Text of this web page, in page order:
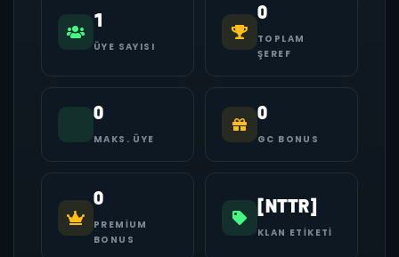
1
ÜYE SAYISI
0
TOPLAM
ŞEREF
0
MAKS. ÜYE
0
GC BONUS
0
PREMIUM
BONUS
[NTTR]
KLAN ETIKETI